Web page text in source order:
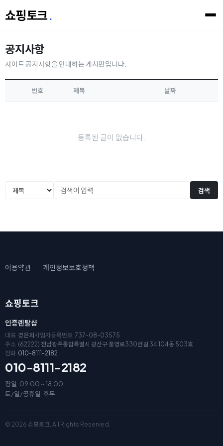
쇼핑토크.
공지사항
사이트 공지사항을 안내하는 게시판입니다.
번호 제목 날짜
등록된 글이 없습니다.
검색
이용약관 개인정보보호정책
쇼핑토크
인증렌탈샵
대표 경은희 사업자등록번호 737-08-03575
주소 (62222) 전남광주통합특별시 광산구 풍영로330번길 34 104동 503호
전화 010-8111-2182
010-8111-2182
평일: 09:00 ~ 18:00
토/일/공휴일: 휴무
© 2026 쇼핑토크. All Rights Reserved.